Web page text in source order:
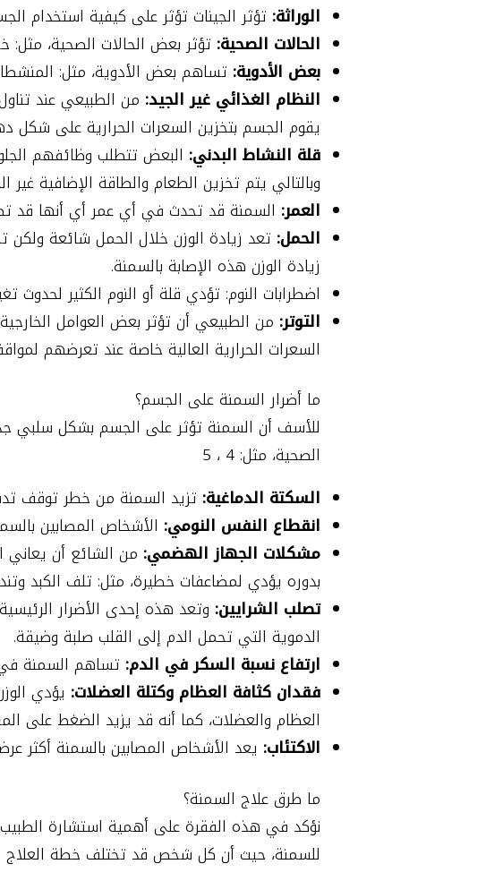
الوراثة: تؤثر الجينات تؤثر على كيفية استخدام
الحالات الصحية: تؤثر بعض الحالات الصحية، مثل:
بعض الأدوية: تساهم بعض الأدوية، مثل:
النظام الغذائي غير الجيد: من الطبيعي عند
يقوم الجسم بتخزين السعرات الحرارية على شكل
قلة النشاط البدني: البعض تتطلب وظائفهم
وبالتالي يتم تخزين الطعام والطاقة الإضافية
العمر: السمنة قد تحدث في أي عمر أي أنها قد
الحمل: تعد زيادة الوزن خلال الحمل شائعة
زيادة الوزن هذه الإصابة بالسمنة.
اضطرابات النوم: تؤدي قلة أو النوم الكثير
التوتر: من الطبيعي أن تؤثر بعض العوامل
السعرات الحرارية العالية خاصة عند تعرضهم
ما أضرار السمنة على الجسم؟
للأسف أن السمنة تؤثر على الجسم بشكل سلبي
الصحية، مثل: 4 ، 5
السكتة الدماغية: تزيد السمنة من خطر توقف تدفق
انقطاع النفس النومي: الأشخاص المصابين
مشكلات الجهاز الهضمي: من الشائع أن يعاني
بدوره يؤدي لمضاعفات خطيرة، مثل: تلف الكبد
تصلب الشرايين: وتعد هذه إحدى الأضرار
الدموية التي تحمل الدم إلى القلب صلبة وضيقة.
ارتفاع نسبة السكر في الدم: تساهم السمنة في
فقدان كثافة العظام وكتلة العضلات: يؤدي
العظام والعضلات، كما أنه قد يزيد الضغط على
الاكتئاب: يعد الأشخاص المصابين بالسمنة أكثر
ما طرق علاج السمنة؟
نؤكد في هذه الفقرة على أهمية استشارة
للسمنة، حيث أن كل شخص قد تختلف خطة العلاج